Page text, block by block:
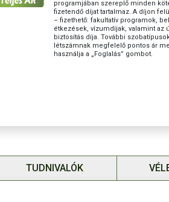
részvételi díj a belépőjegyek árát magában
útlemondási biztosítás: 3 %
BBP utasbiztosítást a részvételi díj tartalmazza!
programjában szereplő minden
fizetendő díjat tartalmaz. A díjon
– fizethető: fakultatív programok,
étkezések, vízumdíjak, valamint az
biztosítás díja. További
létszámnak megfelelő pontos ár
használja a „Foglalás” gombot.
TUDNIVALÓK